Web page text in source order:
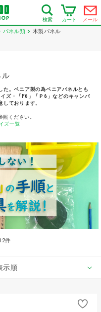
検索 カート メール
パネル類 木製パネル
ル
た。ベニア製の為ベニアパネルとも
ズ・「F6」「Ｐ6」などのキャンバ
しております。
ください。
ズ一覧
件
示順